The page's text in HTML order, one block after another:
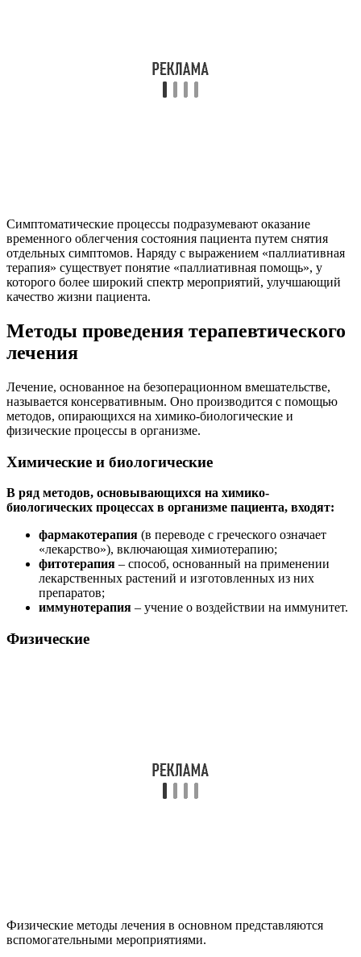
Симптоматические процессы подразумевают оказание
временного облегчения состояния пациента путем снятия
отдельных симптомов. Наряду с выражением «паллиативная
терапия» существует понятие «паллиативная помощь», у
которого более широкий спектр мероприятий, улучшающий
качество жизни пациента.
Методы проведения терапевтического
лечения
Лечение, основанное на безоперационном вмешательстве,
называется консервативным. Оно производится с помощью
методов, опирающихся на химико-биологические и
физические процессы в организме.
Химические и биологические
В ряд методов, основывающихся на химико-
биологических процессах в организме пациента, входят:
фармакотерапия (в переводе с греческого означает
«лекарство»), включающая химиотерапию;
фитотерапия – способ, основанный на применении
лекарственных растений и изготовленных из них
препаратов;
иммунотерапия – учение о воздействии на иммунитет.
Физические
Физические методы лечения в основном представляются
вспомогательными мероприятиями.